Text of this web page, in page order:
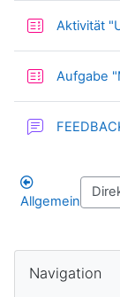
Aktivität
Aufgabe
Allgemein
Blöcke
Navigation